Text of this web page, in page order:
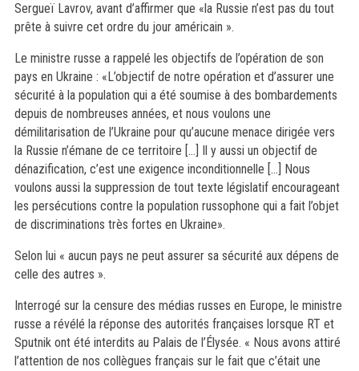
Sergueï Lavrov, avant d’affirmer que «la Russie n’est pas du tout
prête à suivre cet ordre du jour américain ».
Le ministre russe a rappelé les objectifs de l’opération de son
pays en Ukraine : «L’objectif de notre opération et d’assurer une
sécurité à la population qui a été soumise à des bombardements
depuis de nombreuses années, et nous voulons une
démilitarisation de l’Ukraine pour qu’aucune menace dirigée vers
la Russie n’émane de ce territoire […] Il y aussi un objectif de
dénazification, c’est une exigence inconditionnelle […] Nous
voulons aussi la suppression de tout texte législatif encourageant
les persécutions contre la population russophone qui a fait l’objet
de discriminations très fortes en Ukraine».
Selon lui « aucun pays ne peut assurer sa sécurité aux dépens de
celle des autres ».
Interrogé sur la censure des médias russes en Europe, le ministre
russe a révélé la réponse des autorités françaises lorsque RT et
Sputnik ont été interdits au Palais de l’Élysée. « Nous avons attiré
l’attention de nos collègues français sur le fait que c’était une